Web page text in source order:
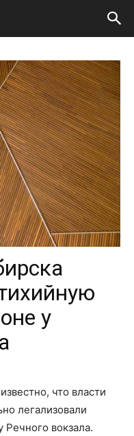
у
что власти
легализовали
Речного вокзала.